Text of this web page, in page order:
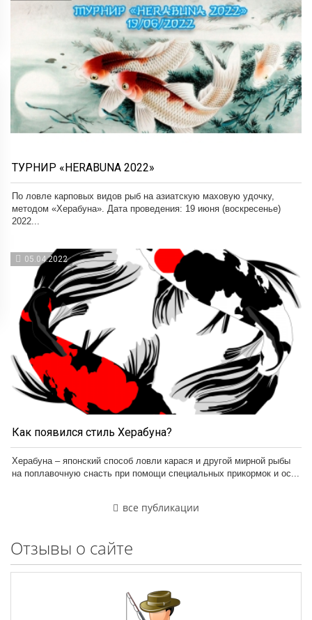
ТУРНИР «HERABUNA 2022»
По ловле карповых видов рыб на азиатскую маховую удочку,
методом «Херабуна». Дата проведения: 19 июня (воскресенье)
2022...
05.04.2022
Как появился стиль Херабуна?
Херабуна – японский способ ловли карася и другой мирной рыбы
на поплавочную снасть при помощи специальных прикормок и ос...
все публикации
Отзывы о сайте